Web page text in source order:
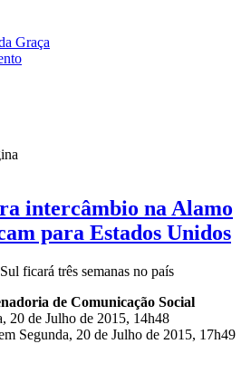
Graça
intercâmbio na Alamo
para Estados Unidos
ficará três semanas no país
de Comunicação Social
20 de Julho de 2015, 14h48
Segunda, 20 de Julho de 2015, 17h49